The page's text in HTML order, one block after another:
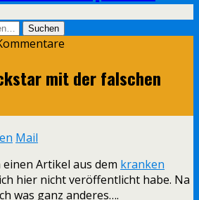
mit der falschen
Mail
Artikel aus dem kranken
hier nicht veröffentlicht habe. Na
was ganz anderes….